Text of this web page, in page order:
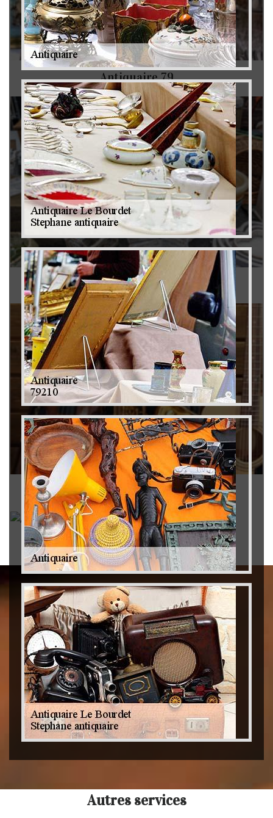
Antiquaire 79
Brocanteur 79
Rachat instrument de musique 79
Achat antiquité 79
Autres services